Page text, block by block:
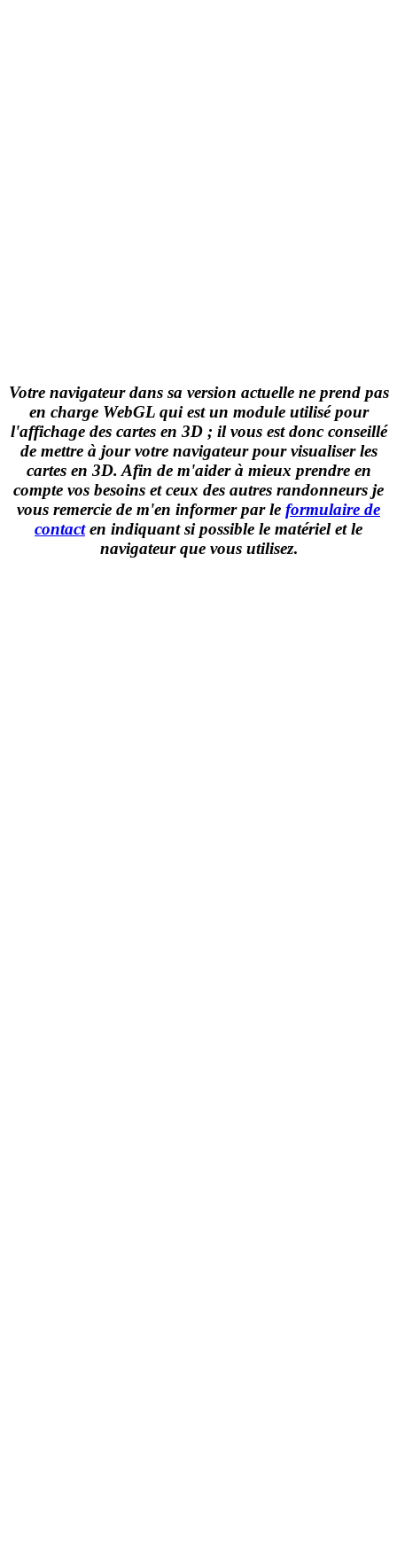
Votre navigateur dans sa version actuelle ne prend pas
en charge WebGL qui est un module utilisé pour
l'affichage des cartes en 3D ; il vous est donc conseillé
de mettre à jour votre navigateur pour visualiser les
cartes en 3D. Afin de m'aider à mieux prendre en
compte vos besoins et ceux des autres randonneurs je
vous remercie de m'en informer par le formulaire de
contacten indiquant si possible le matériel et le
navigateur que vous utilisez.